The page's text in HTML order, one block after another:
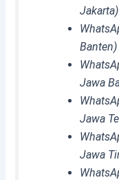
Jakarta)
Banten)
Jawa
Jawa
Jawa